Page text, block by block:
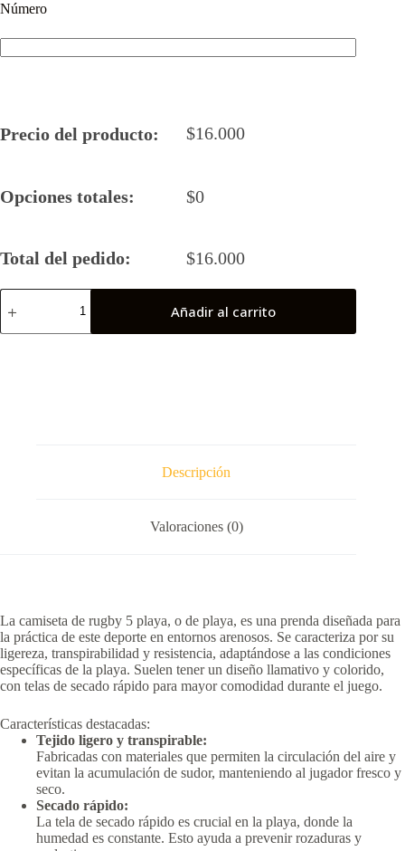
Número
Precio del producto: $16.000
Opciones totales: $0
Total del pedido: $16.000
Camiseta
Rugby
Añadir al carrito
Descripción
Valoraciones (0)
La camiseta de rugby 5 playa, o de playa, es una prenda diseñada para
la práctica de este deporte en entornos arenosos. Se caracteriza por su
ligereza, transpirabilidad y resistencia, adaptándose a las condiciones
específicas de la playa. Suelen tener un diseño llamativo y colorido,
con telas de secado rápido para mayor comodidad durante el juego.
Características destacadas:
Tejido ligero y transpirable:
Fabricadas con materiales que permiten la circulación del aire y
evitan la acumulación de sudor, manteniendo al jugador fresco y
seco.
Secado rápido:
La tela de secado rápido es crucial en la playa, donde la
humedad es constante. Esto ayuda a prevenir rozaduras y